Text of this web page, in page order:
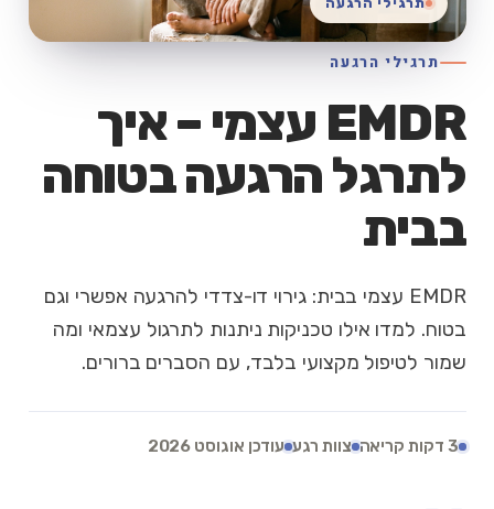
תרגילי הרגעה
EMDR עצמי – איך
לתרגל הרגעה בטוחה
בבית
EMDR עצמי בבית: גירוי דו-צדדי להרגעה אפשרי וגם
בטוח. למדו אילו טכניקות ניתנות לתרגול עצמאי ומה
שמור לטיפול מקצועי בלבד, עם הסברים ברורים.
3 דקות קריאה צוות רגע עודכן אוגוסט 2026
תרגילי הרגעה